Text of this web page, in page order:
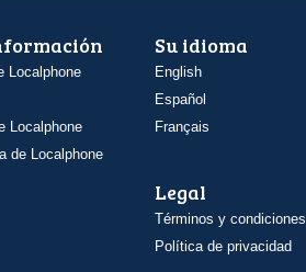
Localphone
Localphone
de Localphone
Su idioma
English
Español
Français
Legal
Términos y condiciones
Política de privacidad